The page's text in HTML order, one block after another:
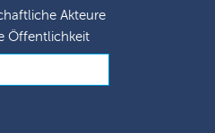
Akteure
Öffentlichkeit